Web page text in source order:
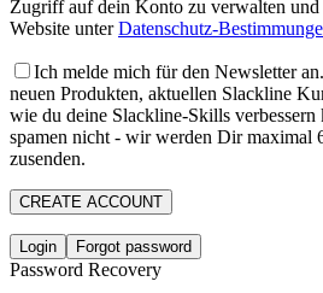
Zugriff auf dein Konto zu verwalten und
Website unterDatenschutz-
Ich melde mich für den Newsletter
neuen Produkten, aktuellen Slackline
wie du deine Slackline-Skills
spamen nicht - wir werden Dir maximal
zusenden.
CREATE ACCOUNT
Login Forgot password
Password Recovery